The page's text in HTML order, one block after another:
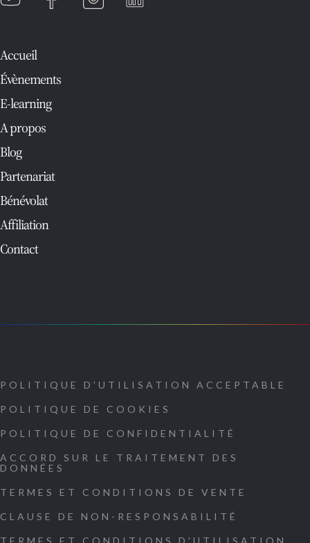
Accueil
Évènements
E-learning
A propos
Blog
Partenariat
Bénévolat
Affiliation
Contact
POLITIQUE D’UTILISATION ACCEPTABLE
POLITIQUE DE COOKIES
POLITIQUE DE CONFIDENTIALITÉ
ACCORD SUR LE TRAITEMENT DES
DONNÉES
TERMES ET CONDITIONS DE VENTE
CLAUSE DE NON-RESPONSABILITÉ